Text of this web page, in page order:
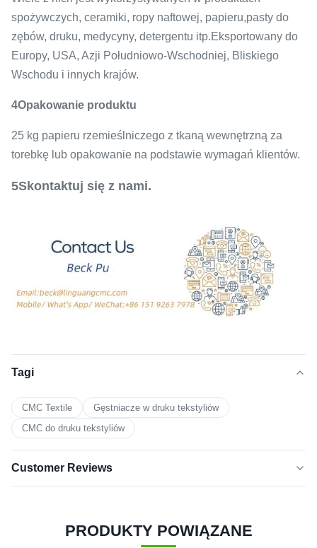
spożywczych, ceramiki, ropy naftowej, papieru,pasty do
zębów, druku, medycyny, detergentu itp.Eksportowany do
Europy, USA, Azji Południowo-Wschodniej, Bliskiego
Wschodu i innych krajów.
4Opakowanie produktu
25 kg papieru rzemieślniczego z tkaną wewnętrzną za
torebkę lub opakowanie na podstawie wymagań klientów.
5Skontaktuj się z nami.
Tagi
CMC Textile
Gęstniacze w druku tekstyliów
CMC do druku tekstyliów
Customer Reviews
PRODUKTY POWIĄZANE